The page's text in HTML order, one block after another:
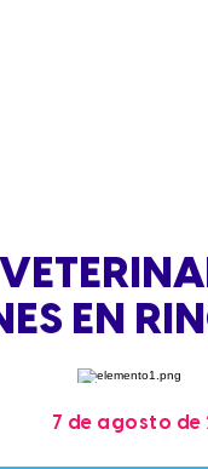
EN
7 de agosto de